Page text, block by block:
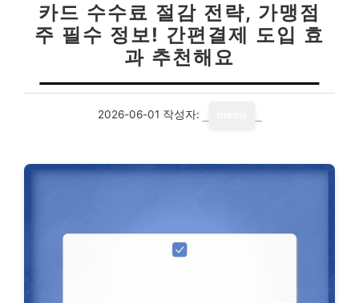
카드 수수료 절감 전략, 가맹점
주 필수 정보! 간편결제 도입 효
과 추천해요
2026-06-01 작성자: